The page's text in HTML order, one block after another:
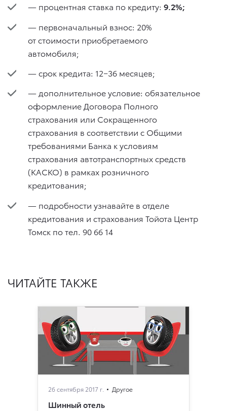
— процентная ставка по кредиту: 9.2%;
— первоначальный взнос: 20%
от стоимости приобретаемого
автомобиля;
— срок кредита: 12−36 месяцев;
— дополнительное условие: обязательное
оформление Договора Полного
страхования или Сокращенного
страхования в соответствии с Общими
требованиями Банка к условиям
страхования автотранспортных средств
(КАСКО) в рамках розничного
кредитования;
— подробности узнавайте в отделе
кредитования и страхования Тойота Центр
Томск по тел. 90 66 14
ЧИТАЙТЕ ТАКЖЕ
26 сентября 2017 г. Другое
Шинный отель